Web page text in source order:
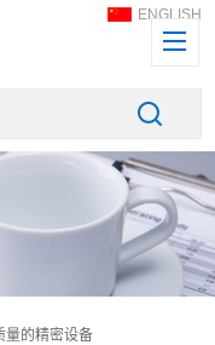
ENGLISH
量的精密设备